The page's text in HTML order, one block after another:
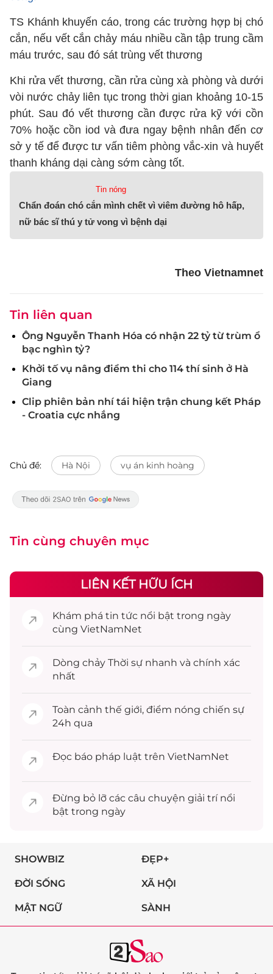
TS Khánh khuyến cáo, trong các trường hợp bị chó
cắn, nếu vết cắn chảy máu nhiều cần tập trung cầm
máu trước, sau đó sát trùng vết thương
Khi rửa vết thương, cần rửa cùng xà phòng và dưới
vòi nước chảy liên tục trong thời gian khoảng 10-15
phút. Sau đó vết thương cần được rửa kỹ với cồn
70% hoặc cồn iod và đưa ngay bệnh nhân đến cơ
sở y tế để được tư vấn tiêm phòng vắc-xin và huyết
thanh kháng dại càng sớm càng tốt.
Tin nóng
Chẩn đoán chó cắn mình chết vì viêm đường hô hấp,
nữ bác sĩ thú y tử vong vì bệnh dại
Theo Vietnamnet
Tin liên quan
Ông Nguyễn Thanh Hóa có nhận 22 tỷ từ trùm ổ
bạc nghìn tỷ?
Khởi tố vụ nâng điểm thi cho 114 thí sinh ở Hà
Giang
Clip phiên bản nhí tái hiện trận chung kết Pháp
- Croatia cực nhắng
Chủ đề: Hà Nội vụ án kinh hoàng
Tin cùng chuyên mục
LIÊN KẾT HỮU ÍCH
Khám phá tin tức nổi bật trong ngày
cùng VietNamNet
Dòng chảy Thời sự nhanh và chính xác
nhất
Toàn cảnh thế giới, điểm nóng chiến sự
24h qua
Đọc báo pháp luật trên VietNamNet
Đừng bỏ lỡ các câu chuyện giải trínổi
bật trong ngày
SHOWBIZ ĐẸP+
ĐỜI SỐNG XÃ HỘI
MẬT NGỮ SÀNH